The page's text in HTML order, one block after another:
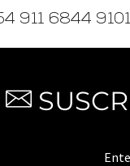
911 6844 9101